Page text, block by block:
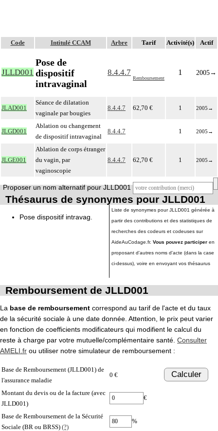
Code Intitulé CCAM Arbre Tarif Activité(s) Actif
JLLD001
Pose de
dispositif
intravaginal
8.4.4.7
Remboursement
1 2005→
JLAD001
Séance de dilatation
vaginale par bougies
8.4.4.7 62,70 € 1 2005 →
JLGD001
Ablation ou changement
de dispositif intravaginal
8.4.4.7 1 2005 →
JLGE001
Ablation de corps étranger
du vagin, par
vaginoscopie
8.4.4.7 62,70 € 1 2005 →
Proposer un nom alternatif pour JLLD001
Thésaurus de synonymes pour JLLD001
Pose dispositif intravag.
Liste de synonymes pour JLLD001 générée à
partir des contributions et des statistiques de
recherches des codeurs et codeuses sur
AideAuCodage.fr. Vous pouvez participer en
proposant d'autres noms d'acte (dans la case
ci-dessus), voire en envoyant vos thésaurus
Remboursement de JLLD001
La base de remboursement correspond au tarif de l'acte et du taux
de la sécurité sociale à une date donnée. Attention, le prix peut varier
en fonction de coefficients modificateurs qui modifient le calcul du
reste à charge par votre mutuelle/complémentaire santé. Consulter
AMELI.fr ou utiliser notre simulateur de remboursement :
Base de Remboursement (JLLD001) de
l'assurance maladie
0 € Calculer
Montant du devis ou de la facture (avec
JLLD001)
€
Base de Remboursement de la Sécurité
Sociale (BR ou BRSS) (?)
%